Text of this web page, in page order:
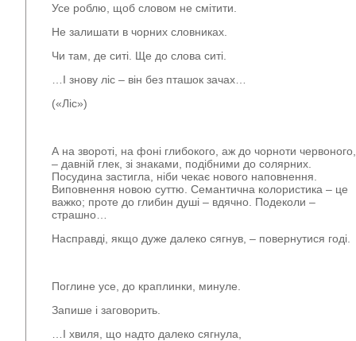
Усе роблю, щоб словом не смітити.
Не залишати в чорних словниках.
Чи там, де ситі. Ще до слова ситі.
…І знову ліс – він без пташок зачах…
(«Ліс»)
А на звороті, на фоні глибокого, аж до чорноти червоного,
– давній глек, зі знаками, подібними до солярних.
Посудина застигла, ніби чекає нового наповнення.
Виповнення новою суттю. Семантична колористика – це
важко; проте до глибин душі – вдячно. Подеколи –
страшно…
Насправді, якщо дуже далеко сягнув, – повернутися годі.
Поглине усе, до краплинки, минуле.
Запише і заговорить.
…І хвиля, що надто далеко сягнула,